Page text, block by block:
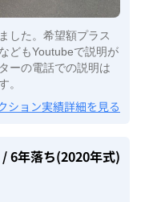
した。希望額プラス
どもYoutubeで説明が
ーの電話での説明は
。
ション実績詳細を見る
/ 6年落ち(2020年式)